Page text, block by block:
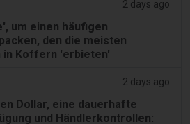
2 days ago
um einen häufigen
den die meisten
Koffern 'erbieten'
2 days ago
Dollar, eine dauerhafte
und Händlerkontrollen: